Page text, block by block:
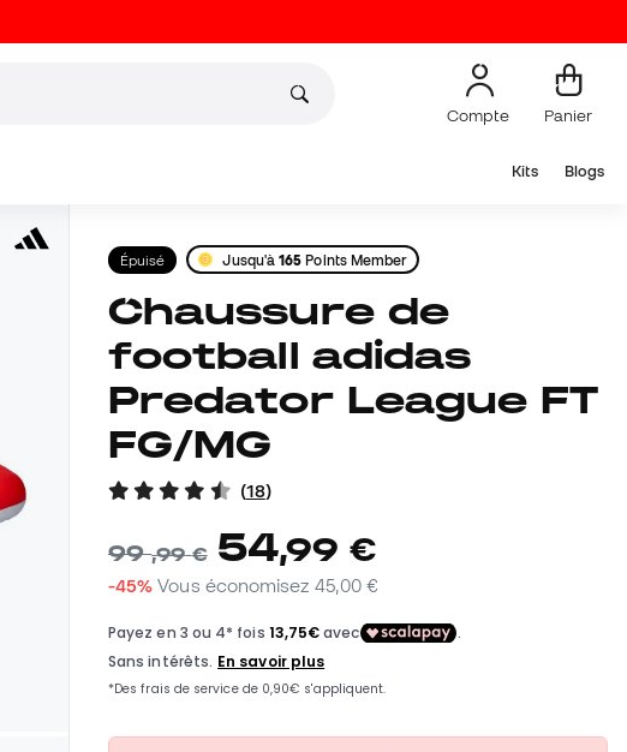
Compte Panier
Kits Blogs
Épuisé Jusqu'à165 Points Member
Chaussure de
football adidas
Predator League FT
FG/MG
(18)
99,99 € 54,99 €
-45% Vous économisez 45,00 €